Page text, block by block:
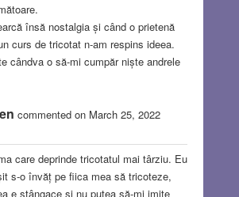
însă nostalgia și când o prietenă
curs de tricotat n-am respins ideea.
cândva o să-mi cumpăr niște andrele
commented on March 25, 2022
care deprinde tricotatul mai târziu. Eu
s-o învăț pe fiica mea să tricoteze,
e stângace și nu putea să-mi imite